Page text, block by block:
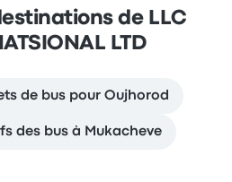
de LLC
LTD
de bus pour Oujhorod
des bus à Mukacheve